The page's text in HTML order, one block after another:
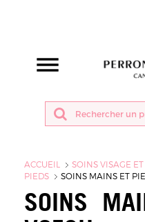
ACCUEIL SOINS VISAGE
PIEDS
SOINS MAINS ET
SOINS